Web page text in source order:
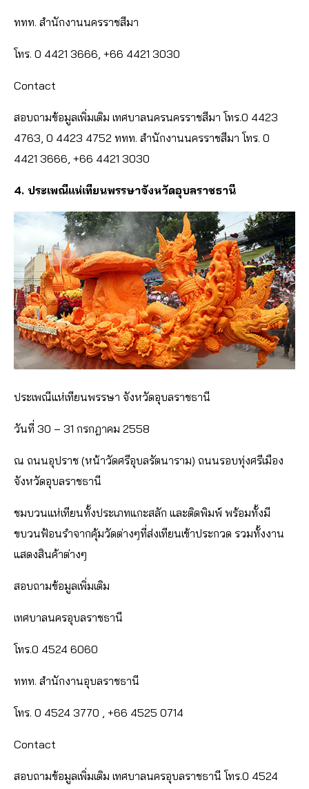
ททท. สำนักงานนครราชสีมา
โทร. 0 4421 3666, +66 4421 3030
Contact
สอบถามข้อมูลเพิ่มเติม เทศบาลนครนครราชสีมา โทร.0 4423
4763, 0 4423 4752 ททท. สำนักงานนครราชสีมา โทร. 0
4421 3666, +66 4421 3030
4. ประเพณีแห่เทียนพรรษาจังหวัดอุบลราชธานี
ประเพณีแห่เทียนพรรษา จังหวัดอุบลราชธานี
วันที่ 30 – 31 กรกฎาคม 2558
ณ ถนนอุปราช (หน้าวัดศรีอุบลรัตนาราม) ถนนรอบทุ่งศรีเมือง
จังหวัดอุบลราชธานี
ชมบวนแห่เทียนทั้งประเภทแกะสลัก และติดพิมพ์ พร้อมทั้งมี
ขบวนฟ้อนรำจากคุ้มวัดต่างๆที่ส่งเทียนเข้าประกวด รวมทั้งงาน
แสดงสินค้าต่างๆ
สอบถามข้อมูลเพิ่มเติม
เทศบาลนครอุบลราชธานี
โทร.0 4524 6060
ททท. สำนักงานอุบลราชธานี
โทร. 0 4524 3770 , +66 4525 0714
Contact
สอบถามข้อมูลเพิ่มเติม เทศบาลนครอุบลราชธานี โทร.0 4524